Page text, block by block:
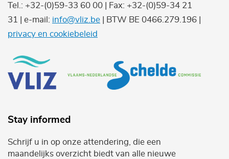
Tel.: +32-(0)59-33 60 00 | Fax: +32-(0)59-34 21
31 | e-mail: info@vliz.be | BTW BE 0466.279.196 |
privacy en cookiebeleid
Stay informed
Schrijf u in op onze attendering, die een
maandelijks overzicht biedt van alle nieuwe